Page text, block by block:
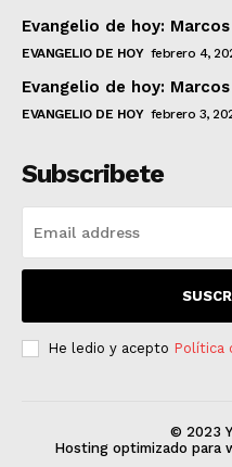
Evangelio de hoy:
EVANGELIO DE HOY febrero 4,
Evangelio de hoy:
EVANGELIO DE HOY febrero 3,
Subscribete
He ledio y acepto Política
© 2023
Hosting optimizado para